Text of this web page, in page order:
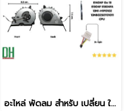
อะไหล่ พัดลม สำหรับ เปลี่ยน ใช้ทดแทน VivoBook Go 14 E1404F Go 15 E1504F E1504FA 13N1-H1P0102 13NB0ZS0T01011 CPU 5V 4PIN